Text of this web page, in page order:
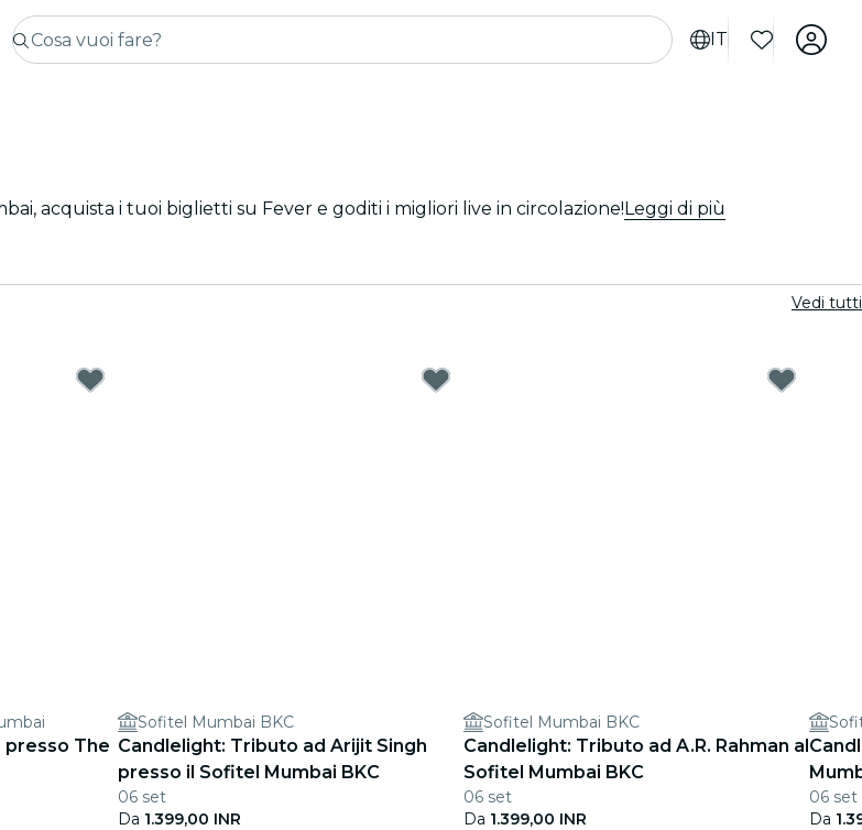
IT
acquista i tuoi biglietti su Fever e goditi i migliori live in circolazione!Leggi di più
Vedi tutti
presso The
Sofitel Mumbai BKC
Candlelight: Tributo ad Arijit Singh
presso il Sofitel Mumbai BKC
06 set
Da 1.399,00 INR
Sofitel Mumbai BKC
Candlelight: Tributo ad A.R. Rahman al
Sofitel Mumbai BKC
06 set
Da 1.399,00 INR
06 set
Da